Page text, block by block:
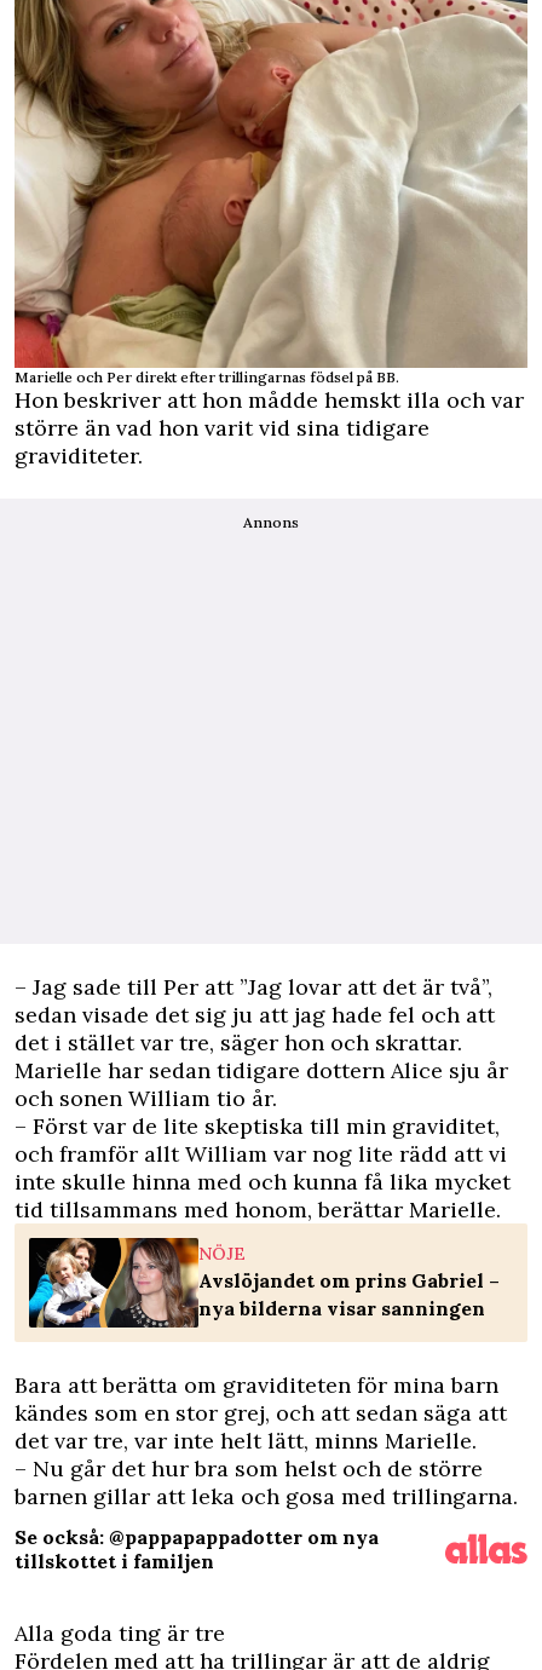
Marielle och Per direkt efter trillingarnas födsel på BB.
Hon beskriver att hon mådde hemskt illa och var
större än vad hon varit vid sina tidigare
graviditeter.
Annons
– Jag sade till Per att ”Jag lovar att det är två”,
sedan visade det sig ju att jag hade fel och att
det i stället var tre, säger hon och skrattar.
Marielle har sedan tidigare dottern Alice sju år
och sonen William tio år.
– Först var de lite skeptiska till min graviditet,
och framför allt William var nog lite rädd att vi
inte skulle hinna med och kunna få lika mycket
tid tillsammans med honom, berättar Marielle.
NÖJE
Avslöjandet om prins Gabriel –
nya bilderna visar sanningen
Bara att berätta om graviditeten för mina barn
kändes som en stor grej, och att sedan säga att
det var tre, var inte helt lätt, minns Marielle.
– Nu går det hur bra som helst och de större
barnen gillar att leka och gosa med trillingarna.
Se också: @pappapappadotter om nya
tillskottet i familjen
Alla goda ting är tre
Fördelen med att ha trillingar är att de aldrig